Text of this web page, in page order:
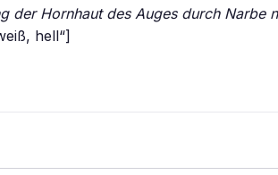
der Hornhaut des Auges durch Narbe
hell“]